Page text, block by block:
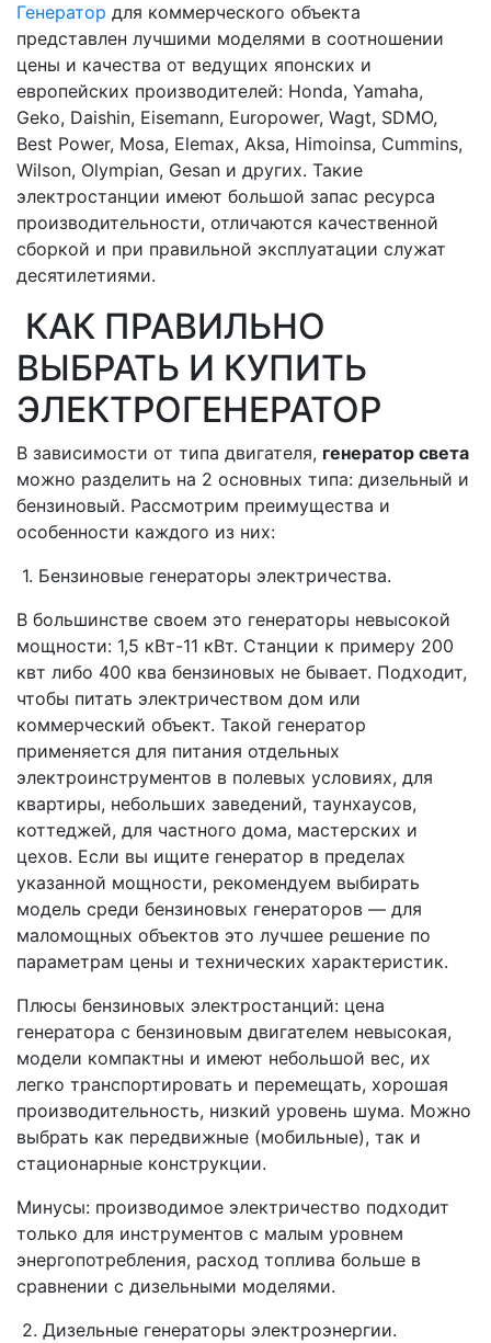
Генератор для коммерческого объекта
представлен лучшими моделями в соотношении
цены и качества от ведущих японских и
европейских производителей: Honda, Yamaha,
Geko, Daishin, Eisemann, Europower, Wagt, SDMO,
Best Power, Mosa, Elemax, Aksa, Himoinsa, Cummins,
Wilson, Olympian, Gesan и других. Такие
электростанции имеют большой запас ресурса
производительности, отличаются качественной
сборкой и при правильной эксплуатации служат
десятилетиями.
КАК ПРАВИЛЬНО
ВЫБРАТЬ И КУПИТЬ
ЭЛЕКТРОГЕНЕРАТОР
В зависимости от типа двигателя, генератор света
можно разделить на 2 основных типа: дизельный и
бензиновый. Рассмотрим преимущества и
особенности каждого из них:
1. Бензиновые генераторы электричества.
В большинстве своем это генераторы невысокой
мощности: 1,5 кВт-11 кВт. Станции к примеру 200
квт либо 400 ква бензиновых не бывает. Подходит,
чтобы питать электричеством дом или
коммерческий объект. Такой генератор
применяется для питания отдельных
электроинструментов в полевых условиях, для
квартиры, небольших заведений, таунхаусов,
коттеджей, для частного дома, мастерских и
цехов. Если вы ищите генератор в пределах
указанной мощности, рекомендуем выбирать
модель среди бензиновых генераторов — для
маломощных объектов это лучшее решение по
параметрам цены и технических характеристик.
Плюсы бензиновых электростанций: цена
генератора с бензиновым двигателем невысокая,
модели компактны и имеют небольшой вес, их
легко транспортировать и перемещать, хорошая
производительность, низкий уровень шума. Можно
выбрать как передвижные (мобильные), так и
стационарные конструкции.
Минусы: производимое электричество подходит
только для инструментов с малым уровнем
энергопотребления, расход топлива больше в
сравнении с дизельными моделями.
2. Дизельные генераторы электроэнергии.